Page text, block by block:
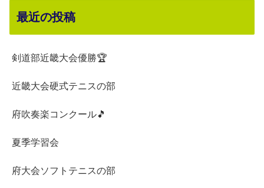
最近の投稿
剣道部近畿大会優勝🏆
近畿大会硬式テニスの部
府吹奏楽コンクール🎵
夏季学習会
府大会ソフトテニスの部